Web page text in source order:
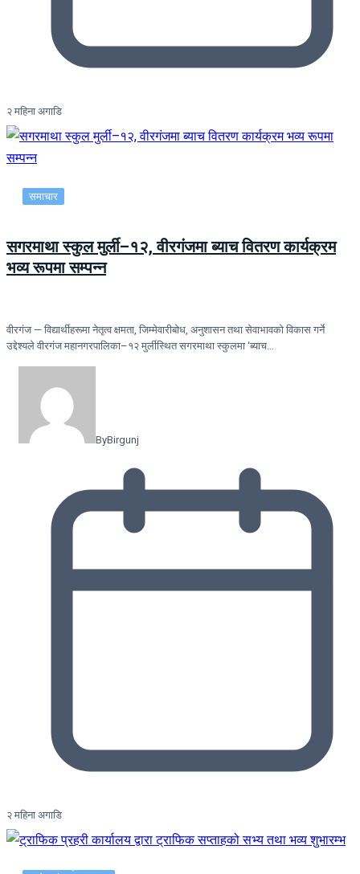
२ महिना अगाडि
समाचार
सगरमाथा स्कुल मुर्ली–१२, वीरगंजमा ब्याच वितरण कार्यक्रम
भव्य रूपमा सम्पन्न
वीरगंज — विद्यार्थीहरूमा नेतृत्व क्षमता, जिम्मेवारीबोध, अनुशासन तथा सेवाभावको विकास गर्ने
उद्देश्यले वीरगंज महानगरपालिका–१२ मुर्लीस्थित सगरमाथा स्कुलमा ‘ब्याच…
ByBirgunj
२ महिना अगाडि